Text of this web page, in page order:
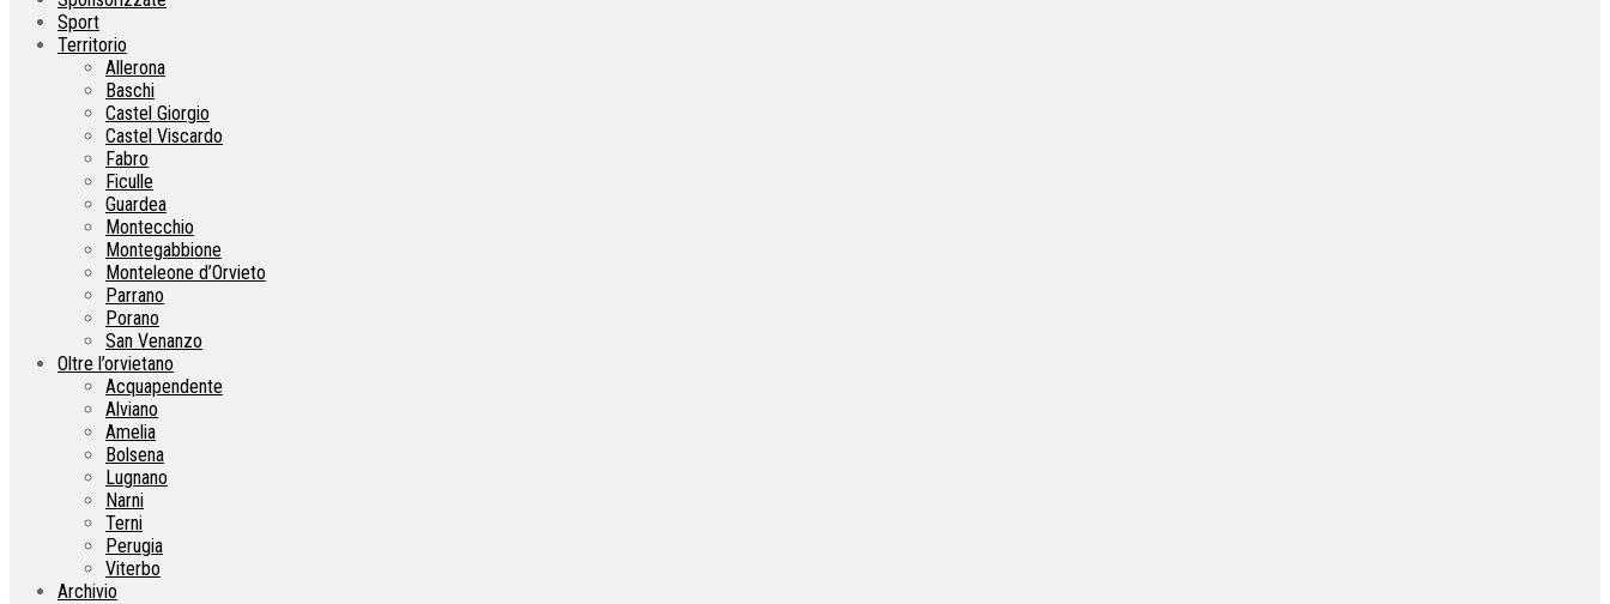
Sport
Territorio
Allerona
Baschi
Castel Giorgio
Castel Viscardo
Fabro
Ficulle
Guardea
Montecchio
Montegabbione
Monteleone d’Orvieto
Parrano
Porano
San Venanzo
Oltre l’orvietano
Acquapendente
Alviano
Amelia
Bolsena
Lugnano
Narni
Terni
Perugia
Viterbo
Archivio